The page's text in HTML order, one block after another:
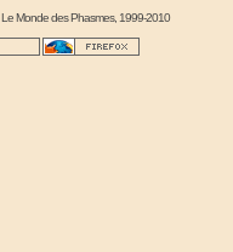
Le Monde des Phasmes, 1999-2010